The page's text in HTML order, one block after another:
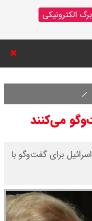
الکترونیکی
زدند + جزییات
می‌کنند
برای گفت‌وگو با